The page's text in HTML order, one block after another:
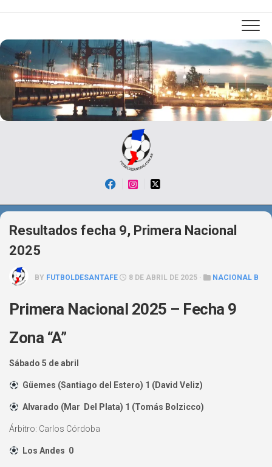
Resultados fecha 9, Primera Nacional
2025
BY FUTBOLDESANTAFE 8 DE ABRIL DE 2025 · NACIONAL B
Primera Nacional 2025 – Fecha 9
Zona “A”
Sábado 5 de abril
Güemes (Santiago del Estero) 1 (David Veliz)
Alvarado (Mar Del Plata) 1 (Tomás Bolzicco)
Árbitro: Carlos Córdoba
Los Andes 0